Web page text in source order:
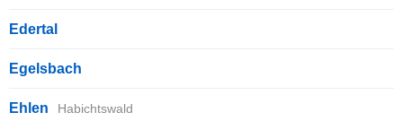
Edertal
Egelsbach
Ehlen Habichtswald